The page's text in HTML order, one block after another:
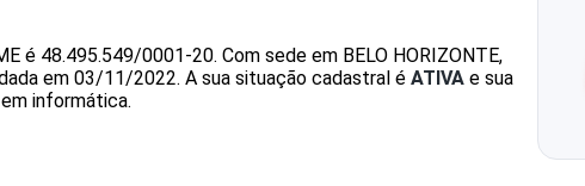
é 48.495.549/0001-20. Com sede em BELO HORIZONTE,
em 03/11/2022. A sua situação cadastral é ATIVA e sua
informática.